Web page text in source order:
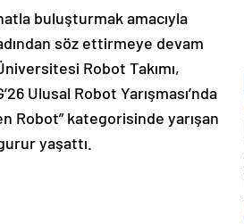
buluşturmak amacıyla
söz ettirmeye devam
Robot Takımı,
Ulusal Robot Yarışması’nda
Robot” kategorisinde yarışan
yaşattı.